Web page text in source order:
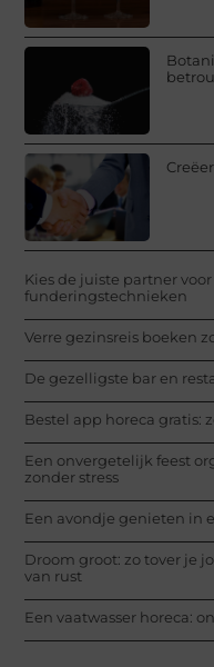
Kies de juiste partner
funderingstechnieken
Verre gezinsreis boeken
De gezelligste bar en
Bestel app horeca gratis:
Een onvergetelijk feest
zonder stress
Een avondje genieten in
Droom groot: zo tover je
van rust
Een vaatwasser horeca: